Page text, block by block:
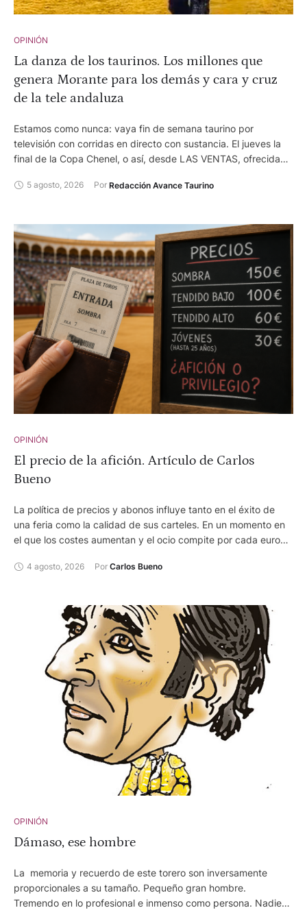
OPINIÓN
La danza de los taurinos. Los millones que
genera Morante para los demás y cara y cruz
de la tele andaluza
Estamos como nunca: vaya fin de semana taurino por
televisión con corridas en directo con sustancia. El jueves la
final de la Copa Chenel, o así, desde LAS VENTAS, ofrecida
después de 50 años y el sábado desde EL PUERTO con su
en directo. Ensalada a viva voz con algunos de los
comentaristas. Gente con negocios del toro, repartiendo
verdad e independencia... Estupendo.
5 agosto, 2026 Por Redacción Avance Taurino
OPINIÓN
El precio de la afición. Artículo de Carlos
Bueno
La política de precios y abonos influye tanto en el éxito de
una feria como la calidad de sus carteles. En un momento en
el que los costes aumentan y el ocio compite por cada euro
empresarial y el acceso del público se ha convertido en uno
4 agosto, 2026 Por Carlos Bueno
OPINIÓN
Dámaso, ese hombre
La memoria y recuerdo de este torero son inversamente
proporcionales a su tamaño. Pequeño gran hombre.
Tremendo en lo profesional e inmenso como persona. Nadie